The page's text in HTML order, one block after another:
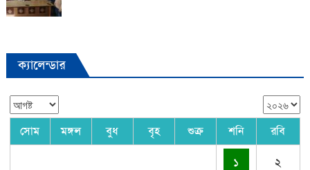
ক্যালেন্ডার
সোম মঙ্গল বুধ বৃহ শুক্র শনি রবি
১ ২